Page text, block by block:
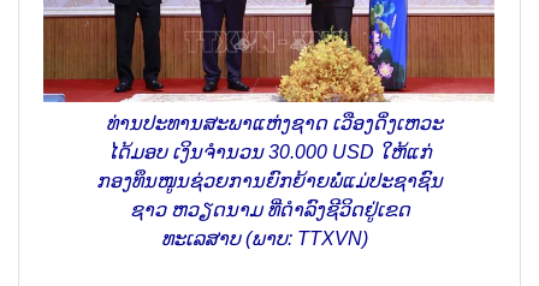
ທ່ານປະທານສະພາແຫ່ງຊາດ ເວືອງດິ່ງເຫວະ
ໄດ້ມອບ ເງິນຈຳນວນ 30.000 USD ໃຫ້ແກ່
ກອງທຶນໜູນຊ່ວຍການຍົກຍ້າຍພໍ່ແມ່ປະຊາຊົນ
ຊາວ ຫວຽດນາມ ທີ່ດຳລົງຊີວິດຢູ່ເຂດ
ທະເລສາບ (ພາບ: TTXVN)